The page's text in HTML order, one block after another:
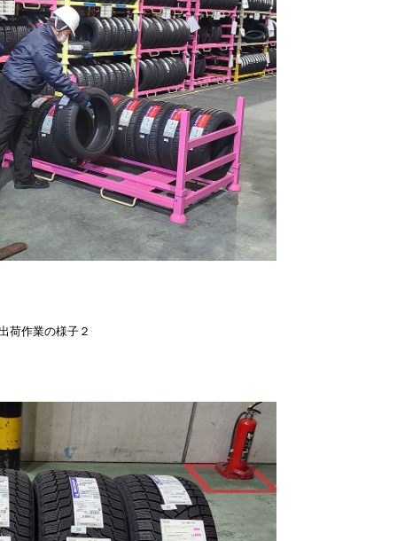
荷作業の様子２